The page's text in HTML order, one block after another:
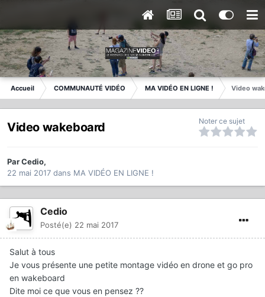
Accueil COMMUNAUTÉ VIDÉO MA VIDÉO EN LIGNE ! Video
Video wakeboard Noter ce sujet
ParCedio,
22 mai 2017 dans MA VIDÉO EN LIGNE !
Cedio
Posté(e) 22 mai 2017
Salut à tous
Je vous présente une petite montage vidéo en drone et go pro
en wakeboard
Dite moi ce que vous en pensez ??